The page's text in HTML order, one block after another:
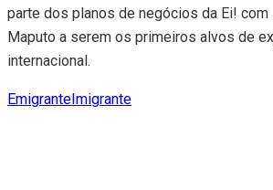
parte dos planos de negócios da Ei! com
Maputo a serem os primeiros alvos de
internacional.
Emigrante Imigrante